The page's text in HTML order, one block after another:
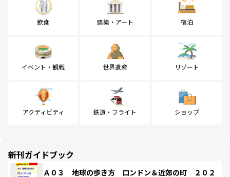
飲食 建築・アート 宿泊
イベント・観戦 世界遺産 リゾート
アクティビティ 鉄道・フライト ショップ
新刊ガイドブック
Ａ０３ 地球の歩き方 ロンドン＆近郊の町 ２０２